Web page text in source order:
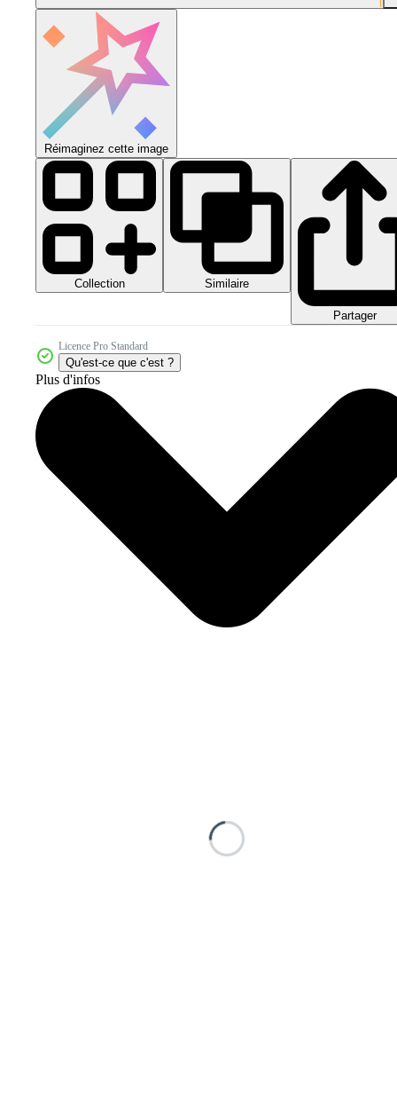
Réimaginez cette image
Collection Similaire
Partager
Licence Pro Standard
Qu'est-ce que c'est ?
Plus d'infos